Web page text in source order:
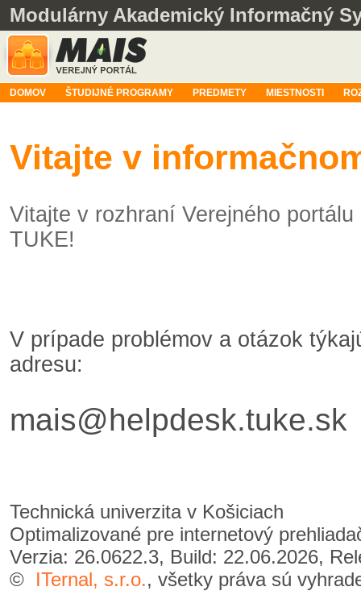
Modulárny Akademický Informačný
DOMOV ŠTUDIJNÉ PROGRAMY PREDMETY MIESTNOSTI
Vitajte v
Vitajte v rozhraní Verejného
TUKE!
V prípade problémov a otázok
adresu:
mais@helpdesk.tuke.sk
Technická univerzita v Košiciach
Optimalizované pre internetový
Verzia: 26.0622.3, Build: 22.06.2026,
© ITernal, s.r.o., všetky práva sú